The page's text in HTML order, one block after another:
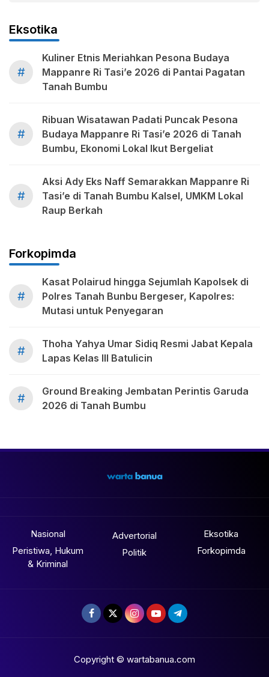
Eksotika
#
Kuliner Etnis Meriahkan Pesona Budaya
Mappanre Ri Tasi’e 2026 di Pantai Pagatan
Tanah Bumbu
#
Ribuan Wisatawan Padati Puncak Pesona
Budaya Mappanre Ri Tasi’e 2026 di Tanah
Bumbu, Ekonomi Lokal Ikut Bergeliat
#
Aksi Ady Eks Naff Semarakkan Mappanre Ri
Tasi’e di Tanah Bumbu Kalsel, UMKM Lokal
Raup Berkah
Forkopimda
#
Kasat Polairud hingga Sejumlah Kapolsek di
Polres Tanah Bunbu Bergeser, Kapolres:
Mutasi untuk Penyegaran
#
Thoha Yahya Umar Sidiq Resmi Jabat Kepala
Lapas Kelas III Batulicin
#
Ground Breaking Jembatan Perintis Garuda
2026 di Tanah Bumbu
Nasional
Peristiwa, Hukum
& Kriminal
Advertorial
Politik
Eksotika
Forkopimda
Copyright © wartabanua.com